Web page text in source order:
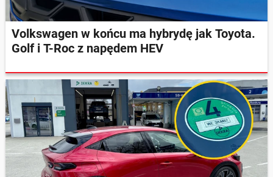
Volkswagen w końcu ma hybrydę jak Toyota.
Golf i T-Roc z napędem HEV